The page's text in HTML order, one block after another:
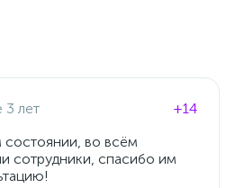
3 лет
+14
состоянии, во всём
сотрудники, спасибо им